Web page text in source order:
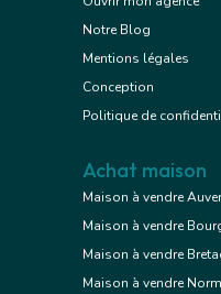
Notre Blog
Mentions légales
Conception
Politique de
Achat maison
Maison à vendre
Maison à vendre
Maison à vendre
Maison à vendre